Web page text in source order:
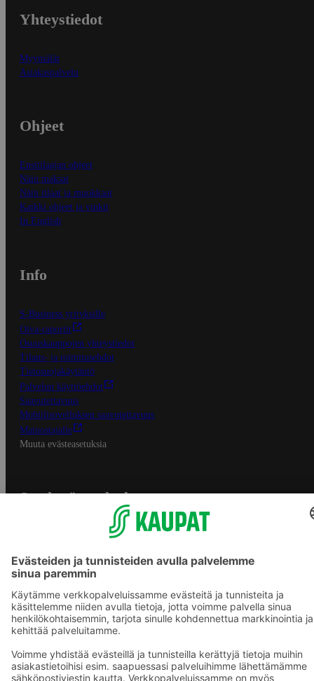
Yhteystiedot
Myymälät
Asiakaspalvelu
Ohjeet
Ensitilaajan ohjeet
Näin maksat
Näin tilaat ja muokkaat
Kaikki ohjeet ja vinkit
In English
Info
S-Business yrityksille
Oiva-raportit
Osuuskauppojen yhteystiedot
Tilaus- ja toimitusehdot
Tietosuojakäytäntö
Palvelun käyttöehdot
Saavutettavuus
Mobiilisovelluksen saavutettavuus
Mainostajalle
Muuta evästeasetuksia
S-ryhmän palvelut
Yhteishyvä Ruoka -sovellus
Prisma.fi
Sokos.fi
S-Pankki
Sokos Hotels
Raflaamo